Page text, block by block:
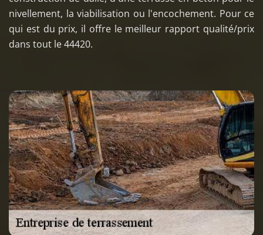
nivellement, la viabilisation ou l'encochement. Pour ce
qui est du prix, il offre le meilleur rapport qualité/prix
dans tout le 44420.